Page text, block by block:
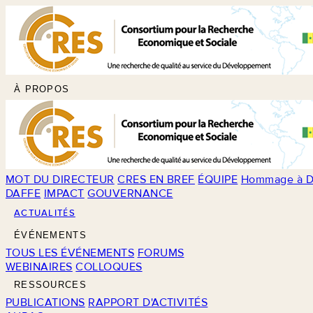
À PROPOS
MOT DU DIRECTEUR CRES EN BREF ÉQUIPE Hommage à
DAFFE IMPACT GOUVERNANCE
ACTUALITÉS
ÉVÉNEMENTS
TOUS LES ÉVÉNEMENTS FORUMS
WEBINAIRES COLLOQUES
RESSOURCES
PUBLICATIONS RAPPORT D'ACTIVITÉS